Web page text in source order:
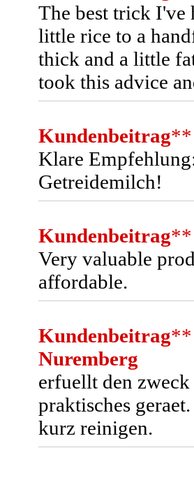
The best trick I've
little rice to a
thick and a little
took this advice
Kundenbeitrag**
Klare
Getreidemilch!
Kundenbeitrag**
Very valuable
affordable.
Kundenbeitrag**
Nuremberg
erfuellt den zweck
praktisches
kurz reinigen.